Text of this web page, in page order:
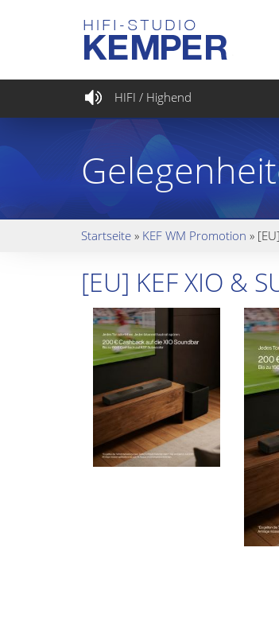
HIFI / Highend
Startseite » KEF WM Promotion »
[EU] KEF XIO &